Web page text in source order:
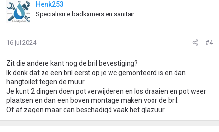
Henk253
Specialisme badkamers en sanitair
16 jul 2024 #4
Zit die andere kant nog de bril bevestiging?
Ik denk dat ze een bril eerst op je wc gemonteerd is en dan
hangtoilet tegen de muur.
Je kunt 2 dingen doen pot verwijderen en los draaien en pot weer
plaatsen en dan een boven montage maken voor de bril.
Of af zagen maar dan beschadigd vaak het glazuur.